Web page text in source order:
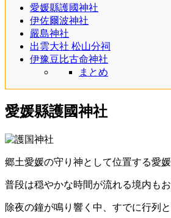
愛媛縣護國神社
伊佐爾波神社
嚴島神社
出雲大社 松山分祠
伊豫豆比古命神社
まとめ
愛媛縣護國神社
郷土愛媛の守り神として位置する愛
普段は穏やかな時間が流れる境内も
除夜の鐘が鳴り響く中、すでに行列